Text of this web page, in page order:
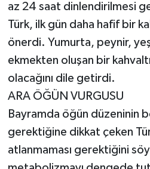
az 24 saat dinlendirilmesi
Türk, ilk gün daha hafif bir
önerdi. Yumurta, peynir,
ekmekten oluşan bir
olacağını dile getirdi.
ARA ÖĞÜN VURGUSU
Bayramda öğün düzeninin
gerektiğine dikkat çeken
atlanmaması gerektiğini